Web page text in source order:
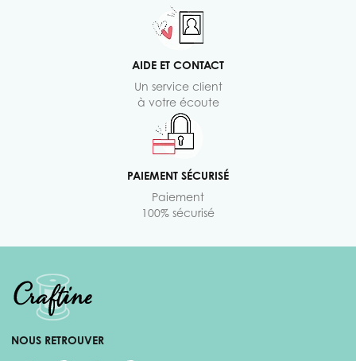
AIDE ET CONTACT
Un service client
à votre écoute
PAIEMENT SÉCURISÉ
Paiement
100% sécurisé
NOUS RETROUVER